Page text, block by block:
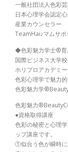
一般社団法人色彩
日本心理学会認定
産業カウンセラー
TeamHai♪マムサポ
◆色彩魅力学士®育
国際ビジネス大学
ホリプロアカデミ
色彩心理学で魅力
色彩魅力学
色彩魅力
●資格取得講座
色彩の秘密と心理
ップ講座です。
①似合う色が瞬時